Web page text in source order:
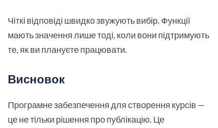
Чіткі відповіді швидко звужують вибір. Функції
мають значення лише тоді, коли вони підтримують
те, як ви плануєте працювати.
Висновок
Програмне забезпечення для створення курсів —
це не тільки рішення про публікацію. Це